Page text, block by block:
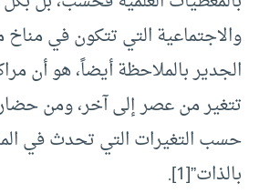
والاجتماعية التي تتكون في مناخ
الجدير بالملاحظة أيضاً، هو أن
تتغير من عصر إلى آخر، ومن
حسب التغيرات التي تحدث في
بالذات”[1].